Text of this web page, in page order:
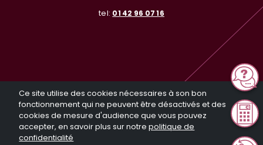
Ce site utilise des cookies nécessaires à son bon
fonctionnement qui ne peuvent être désactivés et des
cookies de mesure d'audience que vous pouvez
accepter, en savoir plus sur notrepolitique de
confidentialité
tel: 01 42 96 07 16
© Investir en Nue Propriété 2026. Tous droits réservés. Toute
reproduction même partielle sans notre autorisation est interdite
Réalisation General Web